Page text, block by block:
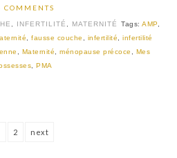
COMMENTS
INFERTILITÉ MATERNITÉ Tags: AMP
,fausse couche infertilité ,infertilité
Maternité ,ménopause précoce
Mes
,PMA
2 next